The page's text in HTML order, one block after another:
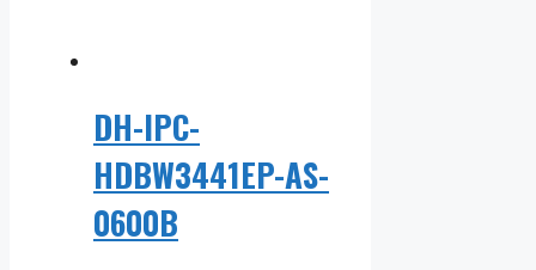
DH-IPC-
HDBW3441EP-AS-
0600B